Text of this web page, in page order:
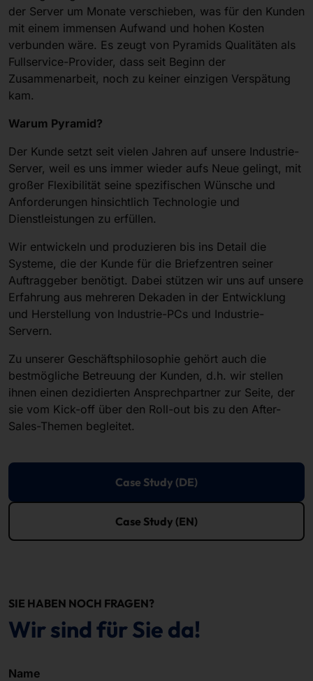
der Server um Monate verschieben, was für den Kunden
mit einem immensen Aufwand und hohen Kosten
verbunden wäre. Es zeugt von Pyramids Qualitäten als
Fullservice-Provider, dass seit Beginn der
Zusammenarbeit, noch zu keiner einzigen Verspätung
kam.
Warum Pyramid?
Der Kunde setzt seit vielen Jahren auf unsere Industrie-
Server, weil es uns immer wieder aufs Neue gelingt, mit
großer Flexibilität seine spezifischen Wünsche und
Anforderungen hinsichtlich Technologie und
Dienstleistungen zu erfüllen.
Wir entwickeln und produzieren bis ins Detail die
Systeme, die der Kunde für die Briefzentren seiner
Auftraggeber benötigt. Dabei stützen wir uns auf unsere
Erfahrung aus mehreren Dekaden in der Entwicklung
und Herstellung von Industrie-PCs und Industrie-
Servern.
Zu unserer Geschäftsphilosophie gehört auch die
bestmögliche Betreuung der Kunden, d.h. wir stellen
ihnen einen dezidierten Ansprechpartner zur Seite, der
sie vom Kick-off über den Roll-out bis zu den After-
Sales-Themen begleitet.
Case Study (DE)
Case Study (EN)
SIE HABEN NOCH FRAGEN?
Wir sind für Sie da!
Name